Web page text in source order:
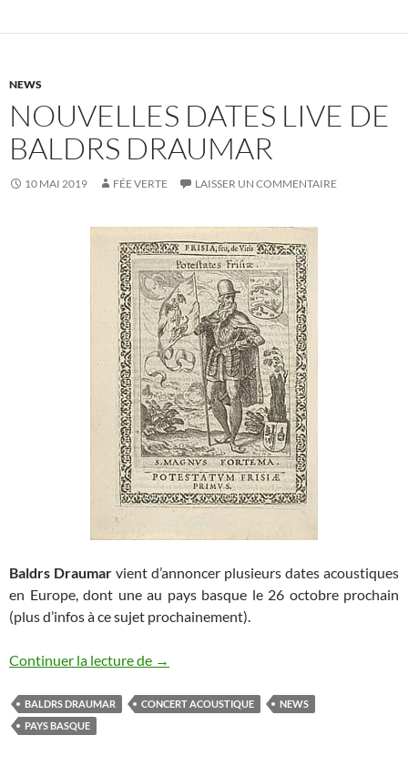
NEWS
NOUVELLES DATES LIVE DE
BALDRS DRAUMAR
10 MAI 2019 FÉE VERTE LAISSER UN COMMENTAIRE
Baldrs Draumar vient d’annoncer plusieurs dates acoustiques
en Europe, dont une au pays basque le 26 octobre prochain
(plus d’infos à ce sujet prochainement).
Continuer la lecture de Nouvelles dates live de Baldrs Draumar
→
BALDRS DRAUMAR CONCERT ACOUSTIQUE
NEWS
PAYS BASQUE